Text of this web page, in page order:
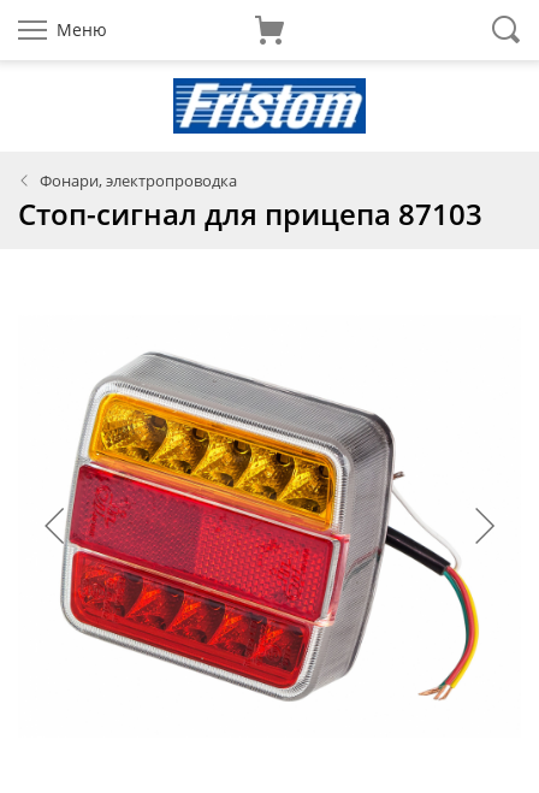
Меню
Фонари, электропроводка
Стоп-сигнал для прицепа 87103